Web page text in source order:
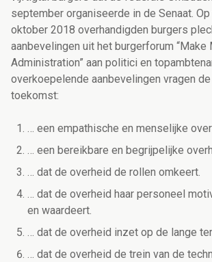
september organiseerde in de Senaat.
oktober 2018 overhandigden burgers
aanbevelingen uit het burgerforum “Make
Administration” aan politici en
overkoepelende aanbevelingen vragen
toekomst:
… een empathische en menselijke
… een bereikbare en begrijpelijke
… dat de overheid de rollen omkeert.
… dat de overheid haar personeel
en waardeert.
… dat de overheid inzet op de lange
… dat de overheid de trein van de